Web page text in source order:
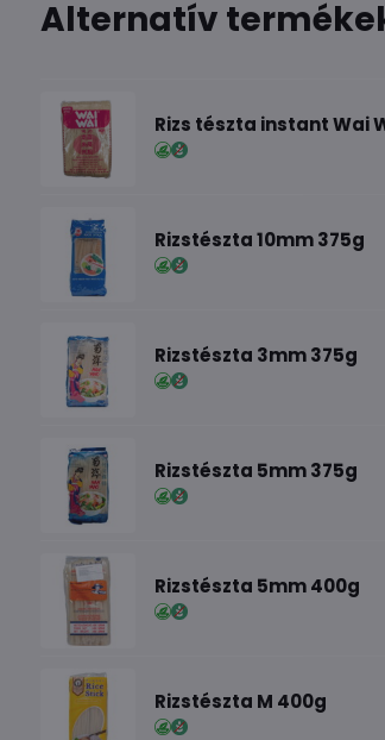
Alternatív
Rizs tészta instant Wai
Rizstészta 10mm 375g
Rizstészta 3mm 375g
Rizstészta 5mm 375g
Rizstészta 5mm 400g
Rizstészta M 400g